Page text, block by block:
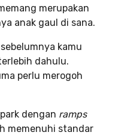
merupakan
anak gaul di sana.
kamu
dahulu.
perlu merogoh
dengan ramps
memenuhi standar